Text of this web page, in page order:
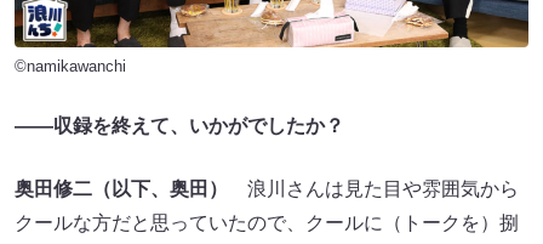
©namikawanchi
——収録を終えて、いかがでしたか？
奥田修二（以下、奥田）
浪川さんは見た目や雰囲気から
クールな方だと思っていたので、クールに（トークを）捌